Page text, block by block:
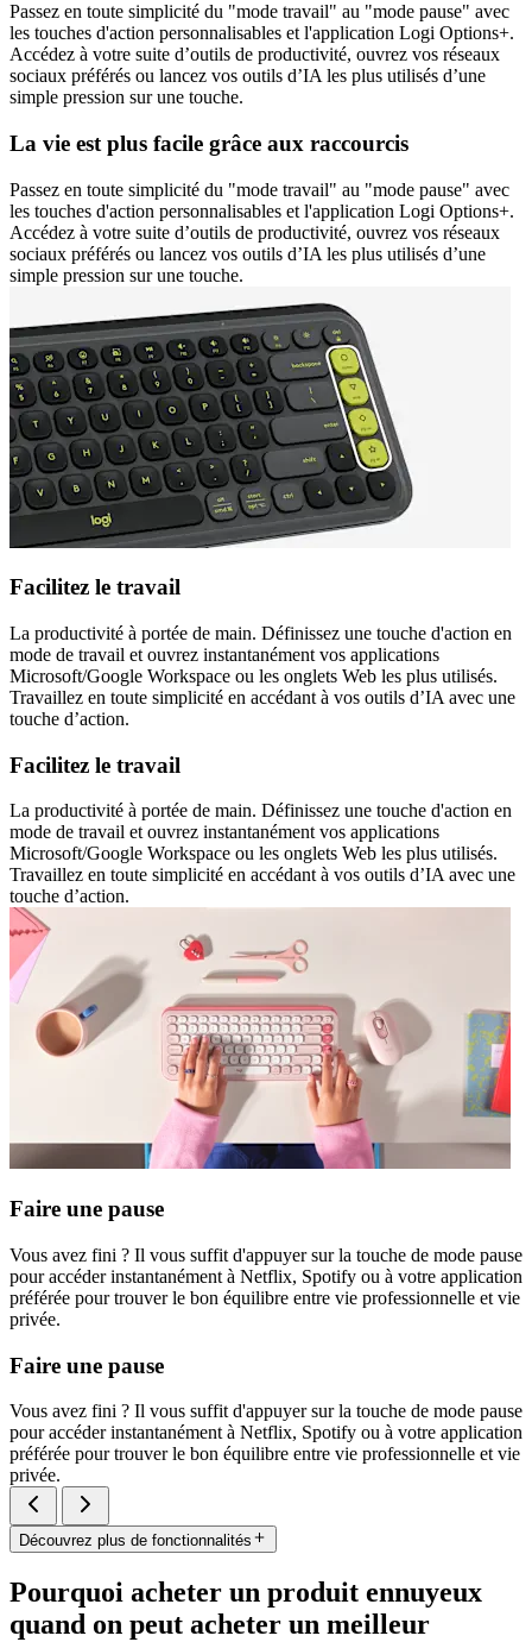
Passez en toute simplicité du "mode travail" au "mode pause" avec
les touches d'action personnalisables et l'application Logi Options+.
Accédez à votre suite d’outils de productivité, ouvrez vos réseaux
sociaux préférés ou lancez vos outils d’IA les plus utilisés d’une
simple pression sur une touche.
La vie est plus facile grâce aux raccourcis
Passez en toute simplicité du "mode travail" au "mode pause" avec
les touches d'action personnalisables et l'application Logi Options+.
Accédez à votre suite d’outils de productivité, ouvrez vos réseaux
sociaux préférés ou lancez vos outils d’IA les plus utilisés d’une
simple pression sur une touche.
Facilitez le travail
La productivité à portée de main. Définissez une touche d'action en
mode de travail et ouvrez instantanément vos applications
Microsoft/Google Workspace ou les onglets Web les plus utilisés.
Travaillez en toute simplicité en accédant à vos outils d’IA avec une
touche d’action.
Facilitez le travail
La productivité à portée de main. Définissez une touche d'action en
mode de travail et ouvrez instantanément vos applications
Microsoft/Google Workspace ou les onglets Web les plus utilisés.
Travaillez en toute simplicité en accédant à vos outils d’IA avec une
touche d’action.
Faire une pause
Vous avez fini ? Il vous suffit d'appuyer sur la touche de mode pause
pour accéder instantanément à Netflix, Spotify ou à votre application
préférée pour trouver le bon équilibre entre vie professionnelle et vie
privée.
Faire une pause
Vous avez fini ? Il vous suffit d'appuyer sur la touche de mode pause
pour accéder instantanément à Netflix, Spotify ou à votre application
préférée pour trouver le bon équilibre entre vie professionnelle et vie
privée.
Découvrez plus de fonctionnalités
Pourquoi acheter un produit ennuyeux
quand on peut acheter un meilleur